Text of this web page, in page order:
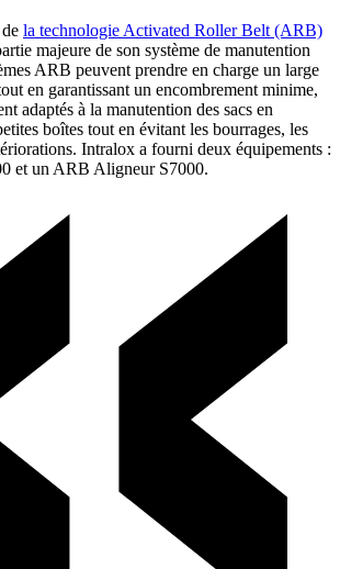
la technologie Activated Roller Belt (ARB)
majeure de son système de manutention
ARB peuvent prendre en charge un large
en garantissant un encombrement minime,
adaptés à la manutention des sacs en
boîtes tout en évitant les bourrages, les
Intralox a fourni deux équipements :
et un ARB Aligneur S7000.